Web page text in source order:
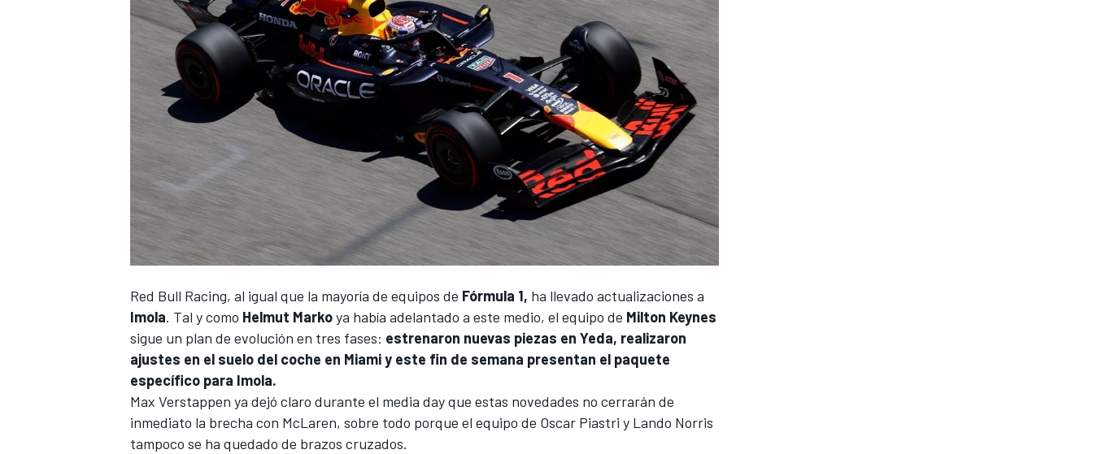
Red Bull Racing, al igual que la mayoría de equipos de Fórmula 1, ha llevado actualizaciones a
Imola. Tal y como Helmut Markoya había adelantado a este medio, el equipo de Milton Keynes
sigue un plan de evolución en tres fases: estrenaron nuevas piezas en Yeda, realizaron
ajustes en el suelo del coche en Miami y este fin de semana presentan el paquete
específico para Imola.
Max Verstappen ya dejó claro durante el media day que estas novedades no cerrarán de
inmediato la brecha con McLaren, sobre todo porque el equipo de Oscar Piastri y Lando Norris
tampoco se ha quedado de brazos cruzados.